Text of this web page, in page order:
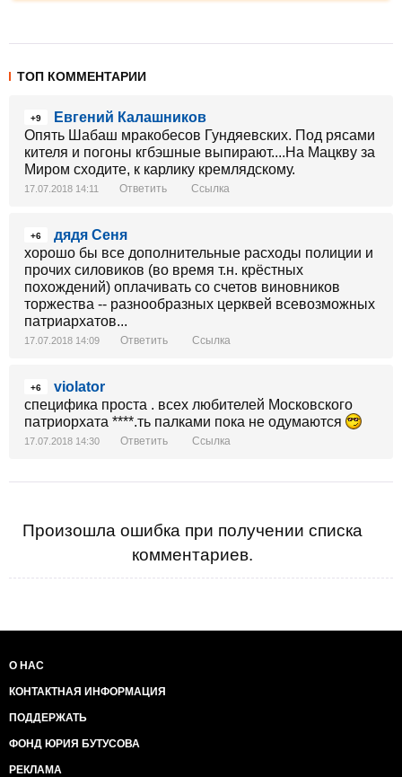
ТОП КОММЕНТАРИИ
+9
Евгений Калашников
Опять Шабаш мракобесов Гундяевских. Под рясами
кителя и погоны кгбэшные выпирают....На Мацкву за
Миром сходите, к карлику кремлядскому.
17.07.2018 14:11 Ответить Ссылка
+6
дядя Сеня
хорошо бы все дополнительные расходы полиции и
прочих силовиков (во время т.н. крёстных
похождений) оплачивать со счетов виновников
торжества -- разнообразных церквей всевозможных
патриархатов...
17.07.2018 14:09 Ответить Ссылка
+6
violator
специфика проста . всех любителей Московского
патриорхата ****.ть палками пока не одумаются
17.07.2018 14:30 Ответить Ссылка
Произошла ошибка при получении списка
комментариев.
О НАС
КОНТАКТНАЯ ИНФОРМАЦИЯ
ПОДДЕРЖАТЬ
ФОНД ЮРИЯ БУТУСОВА
РЕКЛАМА